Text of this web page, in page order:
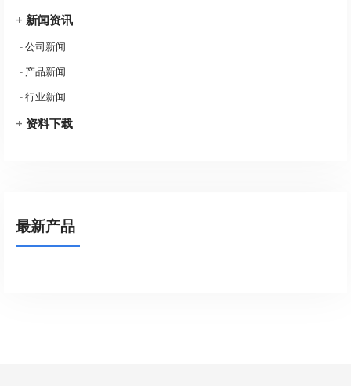
+ 新闻资讯
-公司新闻
- 产品新闻
-行业新闻
+ 资料下载
最新产品